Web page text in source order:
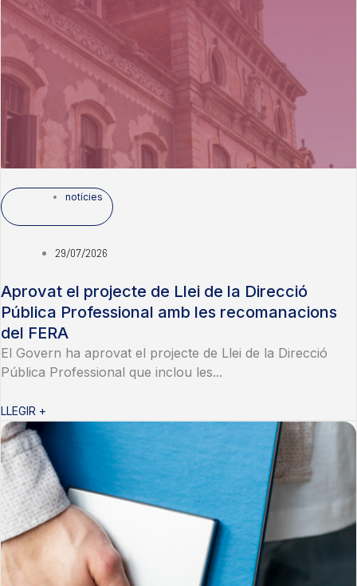
notícies
29/07/2026
Aprovat el projecte de Llei de la Direcció
Pública Professional amb les recomanacions
del FERA
El Govern ha aprovat el projecte de Llei de la Direcció
Pública Professional que inclou les...
LLEGIR +